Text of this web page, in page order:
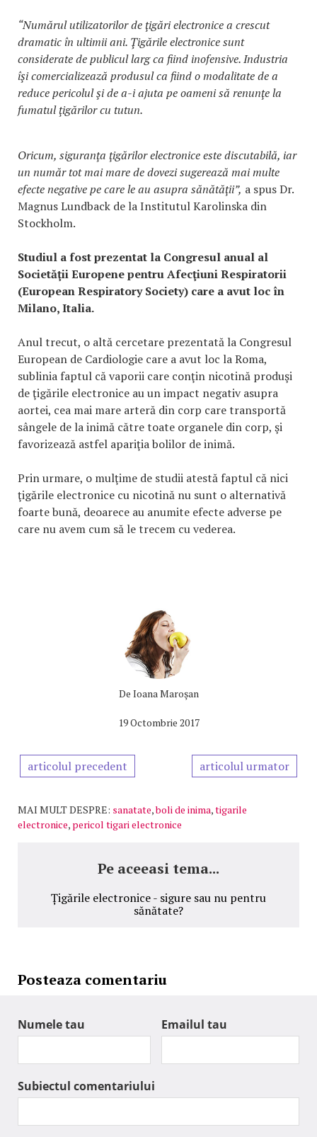
“Numărul utilizatorilor de ţigări electronice a crescut
dramatic în ultimii ani. Ţigările electronice sunt
considerate de publicul larg ca fiind inofensive. Industria
îşi comercializează produsul ca fiind o modalitate de a
reduce pericolul şi de a-i ajuta pe oameni să renunţe la
fumatul ţigărilor cu tutun.
Oricum, siguranţa ţigărilor electronice este discutabilă, iar
un număr tot mai mare de dovezi sugerează mai multe
efecte negative pe care le au asupra sănătăţii”, a spus Dr.
Magnus Lundback de la Institutul Karolinska din
Stockholm.
Studiul a fost prezentat la Congresul anual al
Societăţii Europene pentru Afecţiuni Respiratorii
(European Respiratory Society) care a avut loc în
Milano, Italia.
Anul trecut, o altă cercetare prezentată la Congresul
European de Cardiologie care a avut loc la Roma,
sublinia faptul că vaporii care conţin nicotină produşi
de ţigările electronice au un impact negativ asupra
aortei, cea mai mare arteră din corp care transportă
sângele de la inimă către toate organele din corp, şi
favorizează astfel apariţia bolilor de inimă.
Prin urmare, o mulţime de studii atestă faptul că nici
ţigările electronice cu nicotină nu sunt o alternativă
foarte bună, deoarece au anumite efecte adverse pe
care nu avem cum să le trecem cu vederea.
De Ioana Maroşan
19 Octombrie 2017
articolul precedent articolul urmator
MAI MULT DESPRE: sanatate,boli de inima,tigarile
electronice, pericol tigari electronice
Pe aceeasi tema...
Țigările electronice - sigure sau nu pentru
sănătate?
Posteaza comentariu
Numele tau Emailul tau
Subiectul comentariului